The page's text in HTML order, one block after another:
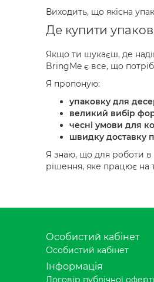
Виходить, що якісна
Де купити
Якщо ти шукаєш, де
BringMe є все, що
Я пропоную:
упаковку для
великий вибір
чесні умови для
швидку доставку
Я знаю, що для роботи в
рішення, яке працює на
Особистий кабінет
Особистий кабінет
Інформація
Договір публічної